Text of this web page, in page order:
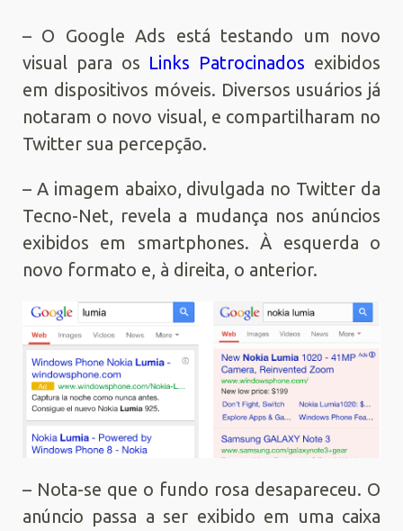
– O Google Ads está testando um novo
visual para os Links Patrocinados exibidos
em dispositivos móveis. Diversos usuários já
notaram o novo visual, e compartilharam no
Twitter sua percepção.
– A imagem abaixo, divulgada no Twitter da
Tecno-Net, revela a mudança nos anúncios
exibidos em smartphones. À esquerda o
novo formato e, à direita, o anterior.
– Nota-se que o fundo rosa desapareceu. O
anúncio passa a ser exibido em uma caixa